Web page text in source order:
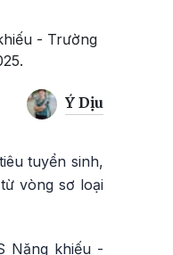
- Trường
Ý Dịu
tuyển sinh,
vòng sơ loại
Năng khiếu -